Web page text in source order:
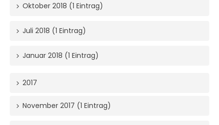
Oktober 2018 (1 Eintrag)
Juli 2018 (1 Eintrag)
Januar 2018 (1 Eintrag)
2017
November 2017 (1 Eintrag)